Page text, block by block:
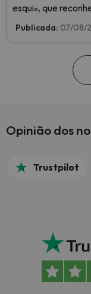
esqui», que
indústria do esqui.
Publicada: 07/08/
Opinião dos
Trustpilot